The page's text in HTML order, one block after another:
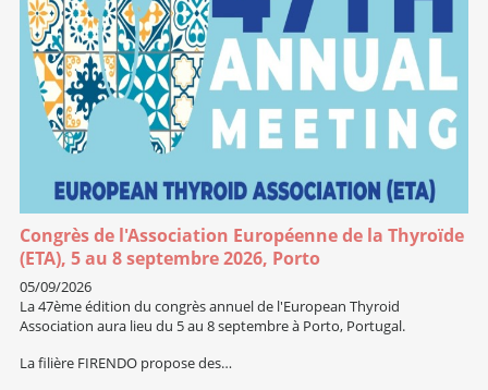
Congrès de l'Association Européenne de la Thyroïde
(ETA), 5 au 8 septembre 2026, Porto
05/09/2026
La 47ème édition du congrès annuel de l'European Thyroid
Association aura lieu du 5 au 8 septembre à Porto, Portugal.
La filière FIRENDO propose des…